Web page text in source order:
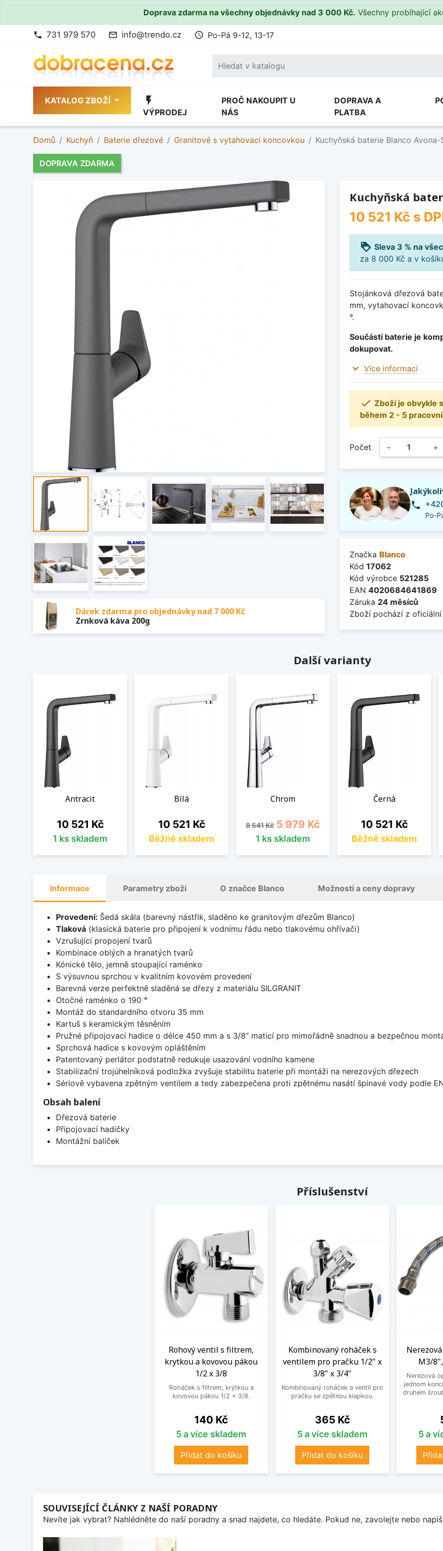
Doprava zdarma na všechny objednávky nad 3 000 Kč. Všechny probíhající
phone 731 979 570 mail_outline info@trendo.cz access_time Po-Pá 9-12, 13-17
KATALOG ZBOŽÍ flash_on
VÝPRODEJ
PROČ NAKOUPIT U
NÁS
DOPRAVA A
PLATBA
Domů Kuchyň Baterie dřezové Granitové s vytahovací koncovkou Kuchyňská baterie Blanco Avona-
DOPRAVA ZDARMA
Dárek zdarma pro objednávky nad 7 000 Kč
Zrnková káva 200g
Kuchyňská
10 521 Kč s
loyalty Sleva 3 % na
za 8 000 Kč a v
Stojánková dřezová
mm, vytahovací
°.
Součástí baterie je
dokupovat.
expand_more Více informací
 Zboží je obvykle
během 2 - 5
Počet − +
phone
Po-
Značka Blanco
Kód 17062
Kód výrobce 521285
EAN 4020684641869
Záruka 24 měsíců
Zboží pochází z
Další varianty
Antracit
Cena
10 521 Kč
1 ks skladem
Bílá
Cena
10 521 Kč
Běžně skladem
Chrom
Běžná cena
8 541 Kč Cena
5 979 Kč
1 ks skladem
Černá
Cena
10 521 Kč
Běžně skladem
Informace Parametry zboží O značce Blanco Možnosti a ceny dopravy
Provedení: Šedá skála (barevný nástřik, sladěno ke granitovým dřezům Blanco)
Tlaková(klasická baterie pro připojení k vodnímu řádu nebo tlakovému ohřívači)
Vzrušující propojení tvarů
Kombinace oblých a hranatých tvarů
Kónické tělo, jemně stoupající raménko
S výsuvnou sprchou v kvalitním kovovém provedení
Barevná verze perfektně sladěná se dřezy z materiálu SILGRANIT
Otočné raménko o 190 °
Montáž do standardního otvoru 35 mm
Kartuš s keramickým těsněním
Pružné připojovací hadice o délce 450 mm a s 3/8“ maticí pro mimořádně snadnou a bezpečnou
Sprchová hadice s kovovým opláštěním
Patentovaný perlátor podstatně redukuje usazování vodního kamene
Stabilizační trojúhelníková podložka zvyšuje stabilitu baterie při montáži na nerezových dřezech
Sériově vybavena zpětným ventilem a tedy zabezpečena proti zpětnému nasátí špinavé vody podle
Obsah balení
Dřezová baterie
Připojovací hadičky
Montážní balíček
Příslušenství
Rohový ventil s filtrem,
krytkou a kovovou pákou
1/2 x 3/8
Roháček s filtrem, krytkou a
kovovou pákou 1/2 x 3/8.
Cena
140 Kč
5 a více skladem
Přidat do košíku
Kombinovaný roháček s
ventilem pro pračku 1/2" x
3/8" x 3/4"
Kombinovaný roháček a ventil pro
pračku se zpětnou klapkou.
Cena
365 Kč
5 a více skladem
Přidat do košíku
M3/
Nerezová
jednom
druhém
5 a
SOUVISEJÍCÍ ČLÁNKY Z NAŠÍ PORADNY
Nevíte jak vybrat? Nahlédněte do naší poradny a snad najdete, co hledáte. Pokud ne, zavolejte nebo